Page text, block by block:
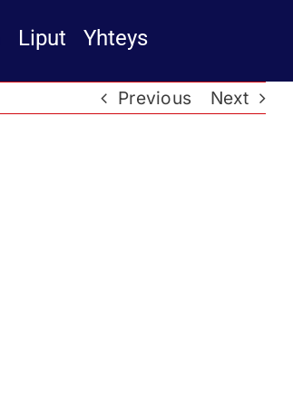
Liput Yhteys
Previous Next